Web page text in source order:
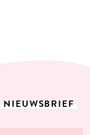
NIEUWSBRIEF